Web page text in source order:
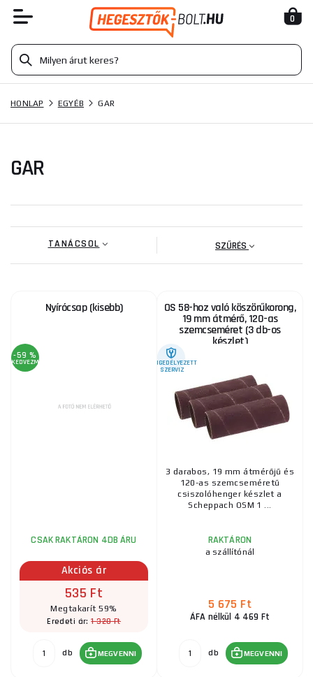
0
HONLAP EGYÉB GAR
GAR
TANÁCSOL SZŰRÉS
Nyírócsap (kisebb)
-59 %
KEDVEZMÉNY
CSAK RAKTÁRON 4DB ÁRU
Akciós ár
535 Ft
Megtakarít 59%
Eredeti ár:1 320 Ft
db MEGVENNI
OS 58-hoz való köszörűkorong,
19 mm átmérő, 120-as
szemcseméret (3 db-os
készlet)
ENGEDÉLYEZETT
SZERVIZ
3 darabos, 19 mm átmérőjű és
120-as szemcseméretű
csiszolóhenger készlet a
Scheppach OSM 1 ...
RAKTÁRON
a szállítónál
5 675 Ft
ÁFA nélkül 4 469 Ft
db MEGVENNI